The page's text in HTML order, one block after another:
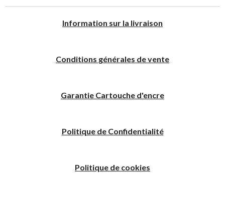
Information sur la livraison
Conditions générales de vente
Garantie Cartouche d'encre
Politique de Confidentialité
Politique de cookies